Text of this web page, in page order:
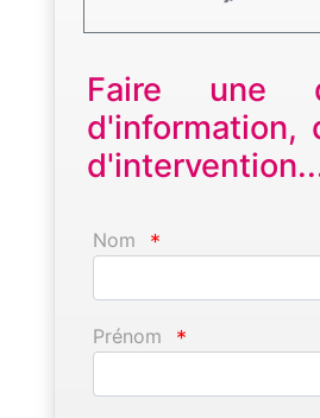
Faire une
d'information,
Nom *
Prénom *